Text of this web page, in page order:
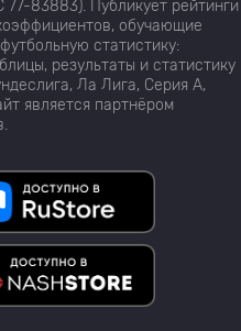
83883). Публикует рейтинги
обучающие
статистику:
результаты и статистику
Ла Лига, Серия А,
является партнёром